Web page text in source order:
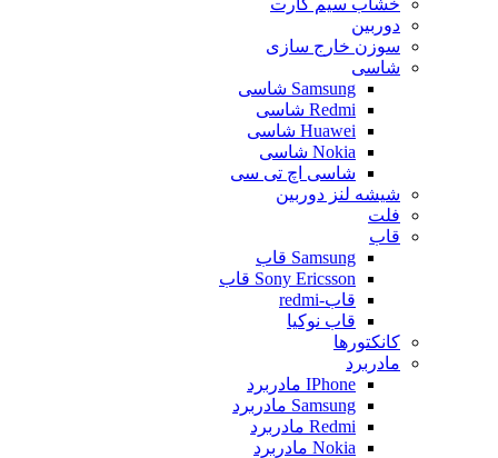
دوربین
سوزن خارج سازی
شاسی
Samsung شاسی
Redmi شاسی
Huawei شاسی
Nokia شاسی
شاسی اچ تی سی
شیشه لنز دوربین
فلت
قاب
Samsung قاب
Sony Ericsson قاب
قاب-redmi
قاب نوکیا
کانکتورها
مادربرد
IPhone مادربرد
Samsung مادربرد
Redmi مادربرد
Nokia مادربرد